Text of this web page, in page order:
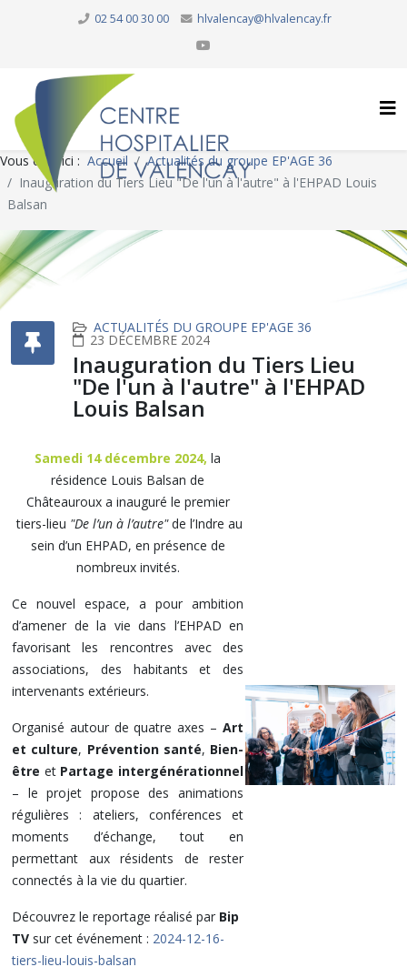
02 54 00 30 00 hlvalencay@hlvalencay.fr
Vous êtes ici : Accueil
Actualités du groupe EP'AGE 36
Inauguration du Tiers Lieu "De l'un à l'autre" à l'EHPAD Louis
Balsan
ACTUALITÉS DU GROUPE EP'AGE 36
23 DÉCEMBRE 2024
Inauguration du Tiers Lieu
"De l'un à l'autre" à l'EHPAD
Louis Balsan
Samedi 14 décembre 2024, la
résidence Louis Balsan de
Châteauroux a inauguré le premier
tiers-lieu "De l’un à l’autre"de l’Indre au
sein d’un EHPAD, en présence de
nombreux invités.
Ce nouvel espace, a pour ambition
d’amener de la vie dans l’EHPAD en
favorisant les rencontres avec des
associations, des habitants et des
intervenants extérieurs.
Organisé autour de quatre axes – Art
et culture, Prévention santé, Bien-
être et Partage intergénérationnel
– le projet propose des animations
régulières : ateliers, conférences et
moments d’échange, tout en
permettant aux résidents de rester
connectés à la vie du quartier.
Découvrez le reportage réalisé par Bip
TV sur cet événement : 2024-12-16-
tiers-lieu-louis-balsan